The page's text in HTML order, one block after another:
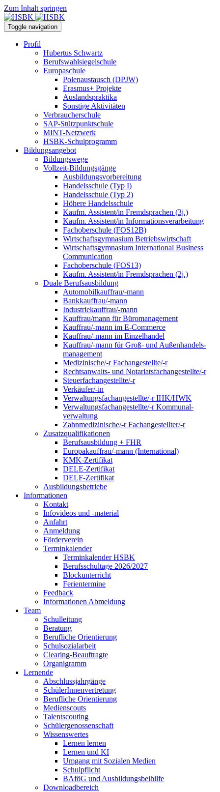
Zum Inhalt springen
Toggle navigation
Profil
Hubertus Schwartz
Berufswahlsiegelschule
Europaschule
Polenaustausch (DPJW)
Erasmus+ Projekte
Auslandspraktika
Sonstige Aktivitäten
Verbraucherschule
SAP-Stützpunktschule
MINT-Netzwerk
HSBK-Schulprogramm
Bildungsangebot
Bildungswege
Vollzeit-Bildungsgänge
Ausbildungsvorbereitung
Handelsschule (Typ I)
Handelsschule (Typ 2)
Höhere Handelsschule
Kaufm. Assistent/in­ Fremdsprachen (3j.)
Kaufm. Assistent/in Informationsverarbeitung
Fachoberschule (FOS12B)
Wirtschaftsgymnasium Betriebswirtschaft
Wirtschaftsgymnasium International Business
Communication
Fachoberschule (FOS13)
Kaufm. Assistent/in Fremdsprachen (2j.)
Duale Berufsausbildung
Automobilkauffrau/-mann
Bankkauffrau/-mann
Industriekauffrau/-mann
Kauffrau/mann für Büromanagement
Kauffrau/-mann im E-Commerce
Kauffrau/-mann im Einzelhandel
Kauffrau/-mann für Groß- und Außen­handels­
manage­ment
Medizinische/-r Fachangestellte/-r
Rechtsanwalts- und Notariatsfachangestellte/-r
Steuerfachangestellte/-r
Verkäufer/-in
Verwaltungs­fach­angestellte/-r IHK/HWK
Verwaltungsfach­angestellte/-r Kommunal­
verwaltung
Zahnmedizinische/-r Fachangestellter/-r
Zusatzqualifikationen
Berufsausbildung + FHR
Europakauffrau/-mann (International)
KMK-Zertifikat
DELE-Zertifikat
DELF-Zertifikat
Ausbildungsbetriebe
Informationen
Kontakt
Infovideos und -material
Anfahrt
Anmeldung
Förderverein
Terminkalender
Terminkalender HSBK
Berufsschultage 2026/2027
Blockunterricht
Ferientermine
Feedback
Informationen Abmeldung
Team
Schulleitung
Beratung
Berufliche Orientierung
Schulsozialarbeit
Clearing-Beauftragte
Organigramm
Lernende
Abschlussjahrgänge
SchülerInnenvertretung
Berufliche Orientierung
Medienscouts
Talentscouting
Schüler­genossen­schaft
Wissenswertes
Lernen lernen
Lernen und KI
Umgang mit Sozialen Medien
Schulpflicht
BAföG und Ausbildungsbeihilfe
Downloadbereich